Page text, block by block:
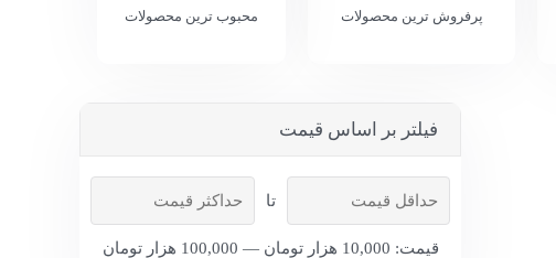
پرفروش ترین محصولات محبوب ترین محصولات
فیلتر بر اساس قیمت
تا
قیمت: 10,000 هزار تومان — 100,000 هزار تومان